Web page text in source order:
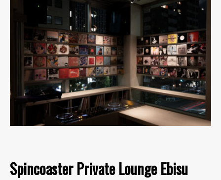
Spincoaster Private Lounge Ebisu